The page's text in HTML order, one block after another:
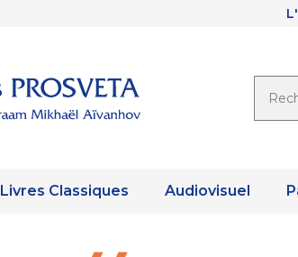
Livres Classiques Audiovisuel